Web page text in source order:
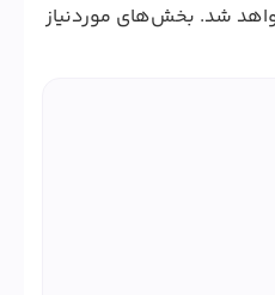
شد. بخش‌های موردنیاز